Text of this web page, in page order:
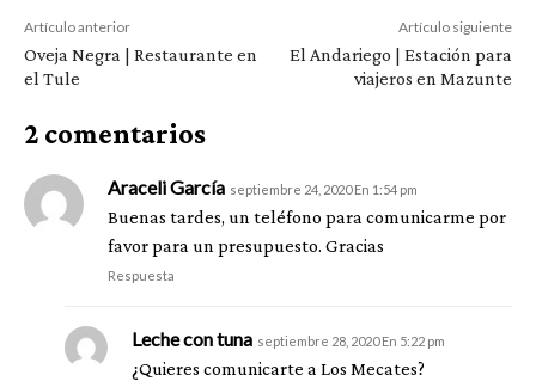
Artículo anterior
Oveja Negra | Restaurante en
el Tule
Artículo siguiente
El Andariego | Estación para
viajeros en Mazunte
2 comentarios
Araceli García septiembre 24, 2020 En 1:54 pm
Buenas tardes, un teléfono para comunicarme por
favor para un presupuesto. Gracias
Respuesta
Leche con tuna septiembre 28, 2020 En 5:22 pm
¿Quieres comunicarte a Los Mecates?